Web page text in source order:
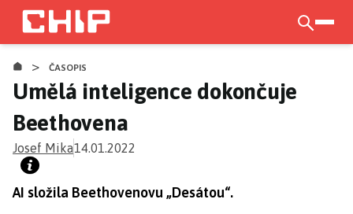
Přejít
hlavnímu
obsahu
> ČASOPIS
Umělá inteligence dokončuje
Beethovena
Josef Mika14.01.2022
AI složila Beethovenovu „Desátou“.